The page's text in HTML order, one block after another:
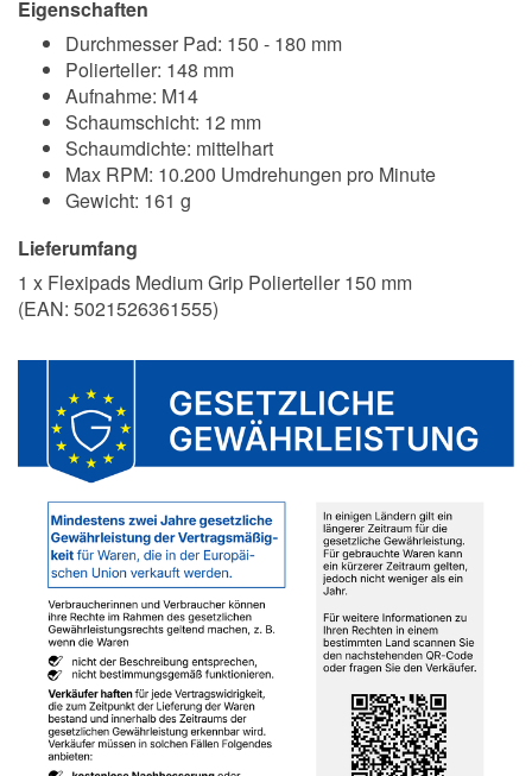
Eigenschaften
Durchmesser Pad: 150 - 180 mm
Polierteller: 148 mm
Aufnahme: M14
Schaumschicht: 12 mm
Schaumdichte: mittelhart
Max RPM: 10.200 Umdrehungen pro Minute
Gewicht: 161 g
Lieferumfang
1 x Flexipads Medium Grip Polierteller 150 mm
(EAN: 5021526361555)